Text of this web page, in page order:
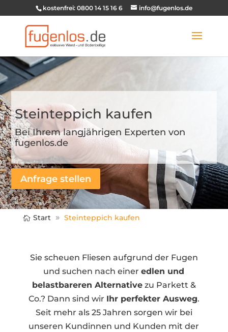
kostenfrei: 0800 14 15 16 6 info@fugenlos.de
Steinteppich kaufen
Bei Ihrem langjährigen Experten von
fugenlos.de
Anfrage stellen
Start Steinteppich kaufen
Sie scheuen Fliesen aufgrund der Fugen
und suchen nach eineredlen und
belastbareren Alternativezu Parkett &
Co.? Dann sind wir Ihr perfekter Ausweg.
Seit mehr als 25 Jahren sorgen wir bei
unseren Kundinnen und Kunden mit der